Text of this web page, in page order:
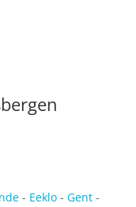
- Eeklo- Gent-